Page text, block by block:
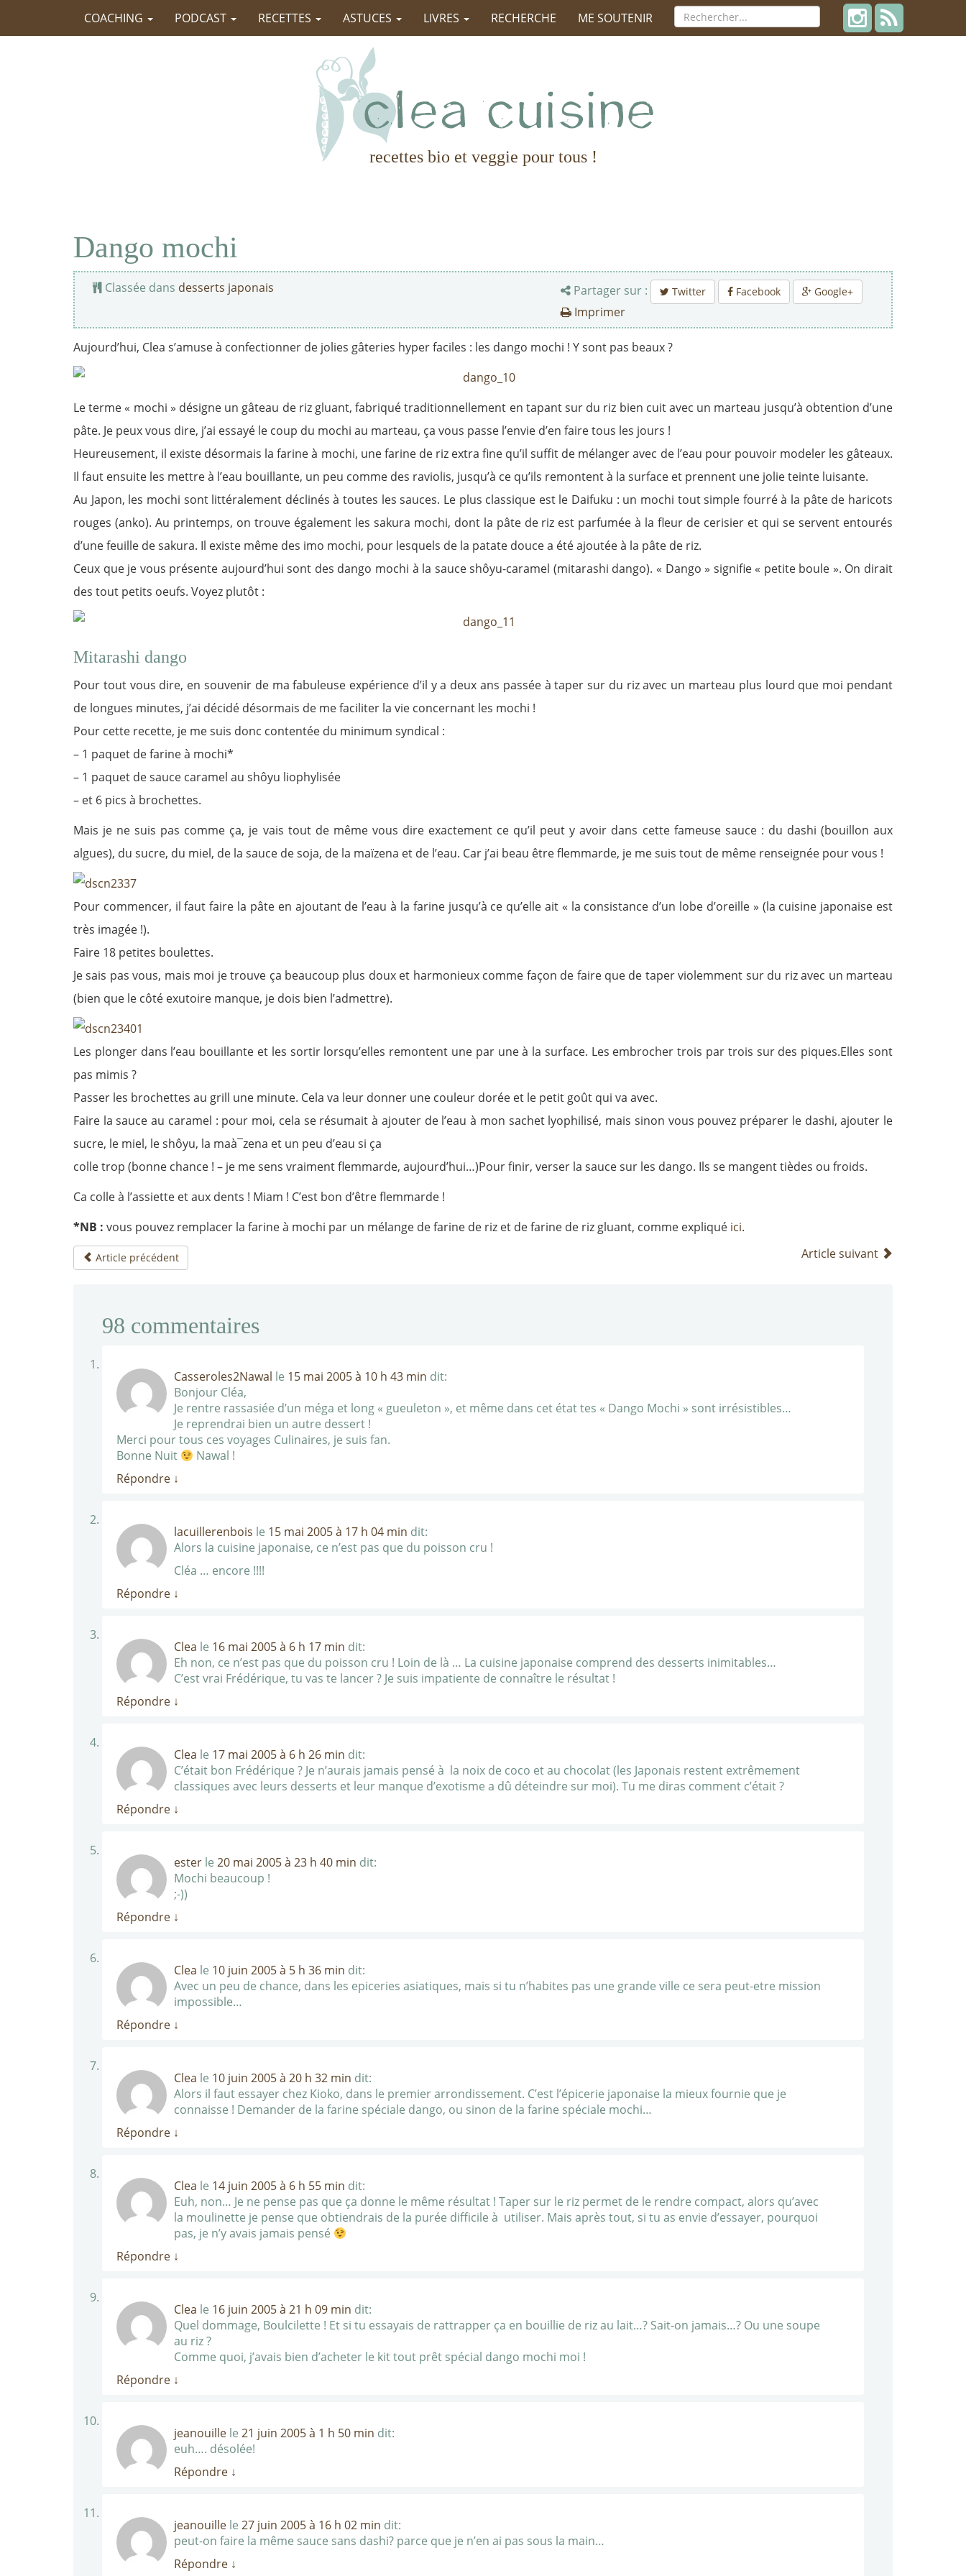
COACHING PODCAST RECETTES ASTUCES LIVRES RECHERCHE ME SOUTENIR
recettes bio et veggie pour tous !
Dango mochi
Classée dans desserts japonais Partager sur : Twitter Facebook Google+
Imprimer
Aujourd’hui, Clea s’amuse à confectionner de jolies gâteries hyper faciles : les dango mochi ! Y sont pas beaux ?
Le terme « mochi » désigne un gâteau de riz gluant, fabriqué traditionnellement en tapant sur du riz bien cuit avec un marteau jusqu’à obtention d’une
pâte. Je peux vous dire, j’ai essayé le coup du mochi au marteau, ça vous passe l’envie d’en faire tous les jours !
Heureusement, il existe désormais la farine à mochi, une farine de riz extra fine qu’il suffit de mélanger avec de l’eau pour pouvoir modeler les gâteaux.
Il faut ensuite les mettre à l’eau bouillante, un peu comme des raviolis, jusqu’à ce qu’ils remontent à la surface et prennent une jolie teinte luisante.
Au Japon, les mochi sont littéralement déclinés à toutes les sauces. Le plus classique est le Daifuku : un mochi tout simple fourré à la pâte de haricots
rouges (anko). Au printemps, on trouve également les sakura mochi, dont la pâte de riz est parfumée à la fleur de cerisier et qui se servent entourés
d’une feuille de sakura. Il existe même des imo mochi, pour lesquels de la patate douce a été ajoutée à la pâte de riz.
Ceux que je vous présente aujourd’hui sont des dango mochi à la sauce shôyu-caramel (mitarashi dango). « Dango » signifie « petite boule ». On dirait
des tout petits oeufs. Voyez plutôt :
Mitarashi dango
Pour tout vous dire, en souvenir de ma fabuleuse expérience d’il y a deux ans passée à taper sur du riz avec un marteau plus lourd que moi pendant
de longues minutes, j’ai décidé désormais de me faciliter la vie concernant les mochi !
Pour cette recette, je me suis donc contentée du minimum syndical :
– 1 paquet de farine à mochi*
– 1 paquet de sauce caramel au shôyu liophylisée
– et 6 pics à brochettes.
Mais je ne suis pas comme ça, je vais tout de même vous dire exactement ce qu’il peut y avoir dans cette fameuse sauce : du dashi (bouillon aux
algues), du sucre, du miel, de la sauce de soja, de la maïzena et de l’eau. Car j’ai beau être flemmarde, je me suis tout de même renseignée pour vous !
Pour commencer, il faut faire la pâte en ajoutant de l’eau à la farine jusqu’à ce qu’elle ait « la consistance d’un lobe d’oreille » (la cuisine japonaise est
très imagée !).
Faire 18 petites boulettes.
Je sais pas vous, mais moi je trouve ça beaucoup plus doux et harmonieux comme façon de faire que de taper violemment sur du riz avec un marteau
(bien que le côté exutoire manque, je dois bien l’admettre).
Les plonger dans l’eau bouillante et les sortir lorsqu’elles remontent une par une à la surface. Les embrocher trois par trois sur des piques.Elles sont
pas mimis ?
Passer les brochettes au grill une minute. Cela va leur donner une couleur dorée et le petit goût qui va avec.
Faire la sauce au caramel : pour moi, cela se résumait à ajouter de l’eau à mon sachet lyophilisé, mais sinon vous pouvez préparer le dashi, ajouter le
sucre, le miel, le shôyu, la maà¯zena et un peu d’eau si ça
colle trop (bonne chance ! – je me sens vraiment flemmarde, aujourd’hui…)Pour finir, verser la sauce sur les dango. Ils se mangent tièdes ou froids.
Ca colle à l’assiette et aux dents ! Miam ! C’est bon d’être flemmarde !
*NB : vous pouvez remplacer la farine à mochi par un mélange de farine de riz et de farine de riz gluant, comme expliqué ici.
Article précédent Article suivant
98 commentaires
Casseroles2Nawal le 15 mai 2005 à 10 h 43 min dit:
Bonjour Cléa,
Je rentre rassasiée d’un méga et long « gueuleton », et même dans cet état tes « Dango Mochi » sont irrésistibles…
Je reprendrai bien un autre dessert !
Merci pour tous ces voyages Culinaires, je suis fan.
Bonne Nuit
Nawal !
Répondre ↓
lacuillerenbois le 15 mai 2005 à 17 h 04 min dit:
Alors la cuisine japonaise, ce n’est pas que du poisson cru !
Cléa … encore !!!!
Répondre ↓
Clea le 16 mai 2005 à 6 h 17 min dit:
Eh non, ce n’est pas que du poisson cru ! Loin de là … La cuisine japonaise comprend des desserts inimitables…
C’est vrai Frédérique, tu vas te lancer ? Je suis impatiente de connaître le résultat !
Répondre ↓
Clea le 17 mai 2005 à 6 h 26 min dit:
C’était bon Frédérique ? Je n’aurais jamais pensé à la noix de coco et au chocolat (les Japonais restent extrêmement
classiques avec leurs desserts et leur manque d’exotisme a dû déteindre sur moi). Tu me diras comment c’était ?
Répondre ↓
ester le 20 mai 2005 à 23 h 40 min dit:
Mochi beaucoup !
;-))
Répondre ↓
Clea le 10 juin 2005 à 5 h 36 min dit:
Avec un peu de chance, dans les epiceries asiatiques, mais si tu n’habites pas une grande ville ce sera peut-etre mission
impossible…
Répondre ↓
Clea le 10 juin 2005 à 20 h 32 min dit:
Alors il faut essayer chez Kioko, dans le premier arrondissement. C’est l’épicerie japonaise la mieux fournie que je
connaisse ! Demander de la farine spéciale dango, ou sinon de la farine spéciale mochi…
Répondre ↓
Clea le 14 juin 2005 à 6 h 55 min dit:
Euh, non… Je ne pense pas que ça donne le même résultat ! Taper sur le riz permet de le rendre compact, alors qu’avec
la moulinette je pense que obtiendrais de la purée difficile à utiliser. Mais après tout, si tu as envie d’essayer, pourquoi
pas, je n’y avais jamais pensé
Répondre ↓
Clea le 16 juin 2005 à 21 h 09 min dit:
Quel dommage, Boulcilette ! Et si tu essayais de rattrapper ça en bouillie de riz au lait…? Sait-on jamais…? Ou une soupe
au riz ?
Comme quoi, j’avais bien d’acheter le kit tout prêt spécial dango mochi moi !
Répondre ↓
jeanouille le 21 juin 2005 à 1 h 50 min dit:
euh…. désolée!
Répondre ↓
jeanouille le 27 juin 2005 à 16 h 02 min dit:
peut-on faire la même sauce sans dashi? parce que je n’en ai pas sous la main…
Répondre ↓